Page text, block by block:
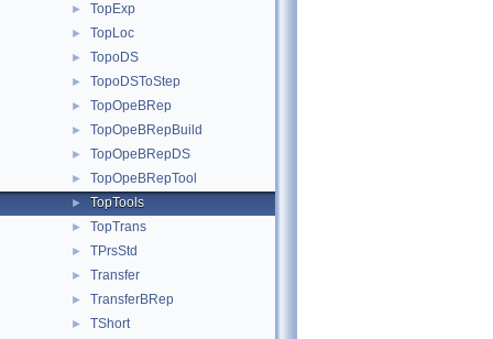
► TopExp
► TopLoc
► TopoDS
► TopoDSToStep
► TopOpeBRep
► TopOpeBRepBuild
► TopOpeBRepDS
► TopOpeBRepTool
► TopTools
► TopTrans
► TPrsStd
► Transfer
► TransferBRep
► TShort